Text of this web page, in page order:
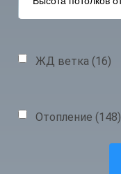
ЖД ветка (16)
Отопление (148)